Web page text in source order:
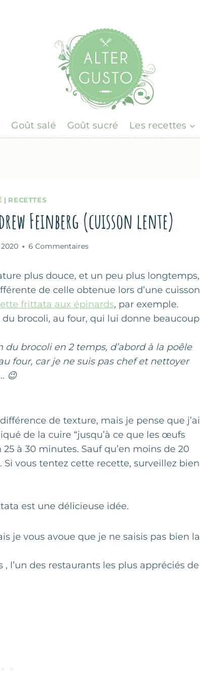
Goût salé Goût sucré Les recettes
| RECETTES
Feinberg (cuisson lente)
6 Commentaires
plus douce, et un peu plus longtemps,
de celle obtenue lors d’une cuisson
frittata aux épinards, par exemple.
brocoli, au four, qui lui donne beaucoup
du brocoli en 2 temps, d’abord à la poêle
four, car je ne suis pas chef et nettoyer
😉
de texture, mais je pense que j’ai
de la cuire “jusqu’à ce que les œufs
à 30 minutes. Sauf qu’en moins de 20
vous tentez cette recette, surveillez bien
est une délicieuse idée.
je vous avoue que je ne saisis pas bien la
l’un des restaurants les plus appréciés de